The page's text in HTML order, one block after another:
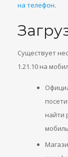
на телефон.
Существует
1.21.10 на
найти